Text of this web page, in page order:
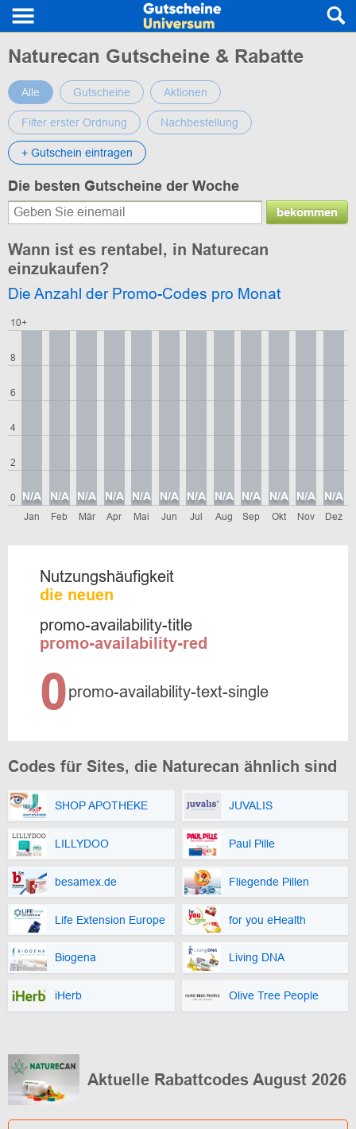
Naturecan Gutscheine & Rabatte
Alle Gutscheine Aktionen
Filter erster Ordnung Nachbestellung
+ Gutschein eintragen
Die besten Gutscheine der Woche
bekommen
Wann ist es rentabel, in Naturecan
einzukaufen?
Die Anzahl der Promo-Codes pro Monat
0
2
4
6
8
10+
Jan
N/A
Feb
N/A
Mär
N/A
Apr
N/A
Mai
N/A
Jun
N/A
Jul
N/A
Aug
N/A
Sep
N/A
Okt
N/A
Nov
N/A
Dez
N/A
Nutzungshäufigkeit
die neuen
promo-availability-title
promo-availability-red
0promo-availability-text-single
Codes für Sites, die Naturecan ähnlich sind
SHOP APOTHEKE JUVALIS
LILLYDOO Paul Pille
besamex.de Fliegende Pillen
Life Extension Europe for you eHealth
Biogena Living DNA
iHerb Olive Tree People
Aktuelle Rabattcodes August 2026